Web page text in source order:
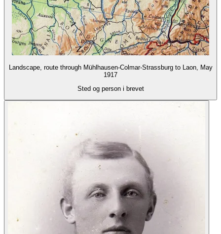
Landscape, route through Mühlhausen-Colmar-Strassburg to Laon, May
1917
Sted og person i brevet